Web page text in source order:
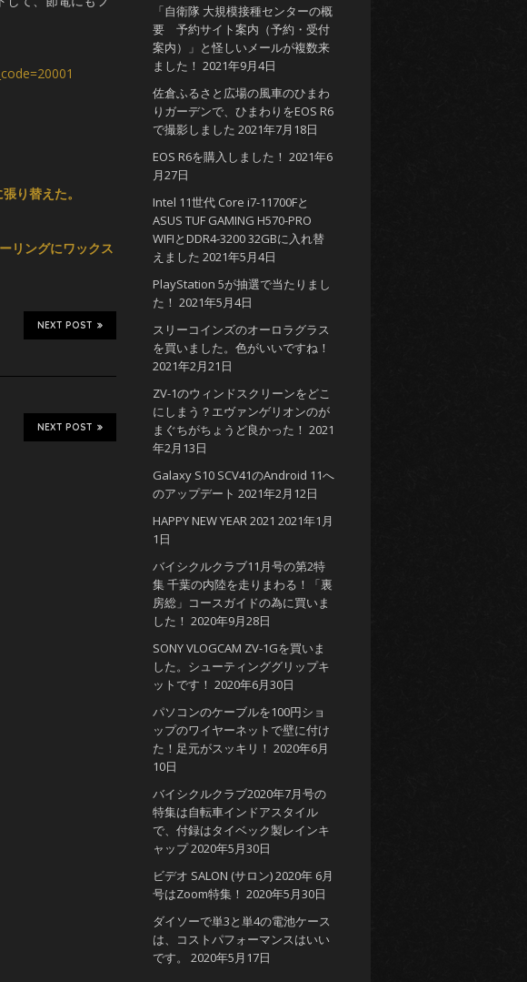
り替えた。
リングにワックス
NEXT POST
NEXT POST
「自衛隊 大規模接種センターの概
要 予約サイト案内（予約・受付
案内）」と怪しいメールが複数来
ました！ 2021年9月4日
佐倉ふるさと広場の風車のひまわ
りガーデンで、ひまわりをEOS R6
で撮影しました 2021年7月18日
EOS R6を購入しました！ 2021年6
月27日
Intel 11世代 Core i7-11700Fと
ASUS TUF GAMING H570-PRO
WIFIとDDR4-3200 32GBに入れ替
えました 2021年5月4日
PlayStation 5が抽選で当たりまし
た！ 2021年5月4日
スリーコインズのオーロラグラス
を買いました。色がいいですね！
2021年2月21日
ZV-1のウィンドスクリーンをどこ
にしまう？エヴァンゲリオンのが
まぐちがちょうど良かった！ 2021
年2月13日
Galaxy S10 SCV41のAndroid 11へ
のアップデート 2021年2月12日
HAPPY NEW YEAR 2021 2021年1月
1日
バイシクルクラブ11月号の第2特
集 千葉の内陸を走りまわる！「裏
房総」コースガイドの為に買いま
した！ 2020年9月28日
SONY VLOGCAM ZV-1Gを買いま
した。シューティンググリップキ
ットです！ 2020年6月30日
パソコンのケーブルを100円ショ
ップのワイヤーネットで壁に付け
た！足元がスッキリ！ 2020年6月
10日
バイシクルクラブ2020年7月号の
特集は自転車インドアスタイル
で、付録はタイベック製レインキ
ャップ2020年5月30日
ビデオ SALON (サロン) 2020年 6月
号はZoom特集！ 2020年5月30日
ダイソーで単3と単4の電池ケース
は、コストパフォーマンスはいい
です。
2020年5月17日